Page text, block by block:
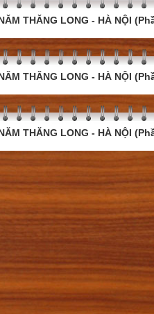
THĂNG LONG - HÀ NỘI
THĂNG LONG - HÀ NỘI
THĂNG LONG - HÀ NỘI